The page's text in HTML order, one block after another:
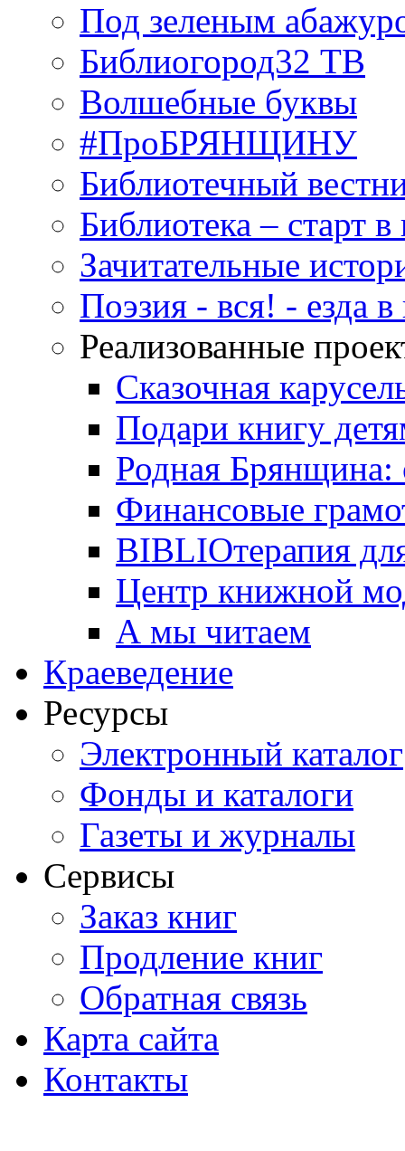
Под зеленым
Библиогород32 ТВ
Волшебные буквы
#ПроБРЯНЩИНУ
Библиотечный
Библиотека – старт
Зачитательные
Поэзия - вся! - езда в
Реализованные
Сказочная
Подари книгу
Родная Брянщина:
Финансовые
BIBLIOтерапия
Центр книжной
А мы читаем
Краеведение
Ресурсы
Электронный каталог
Фонды и каталоги
Газеты и журналы
Сервисы
Заказ книг
Продление книг
Обратная связь
Карта сайта
Контакты